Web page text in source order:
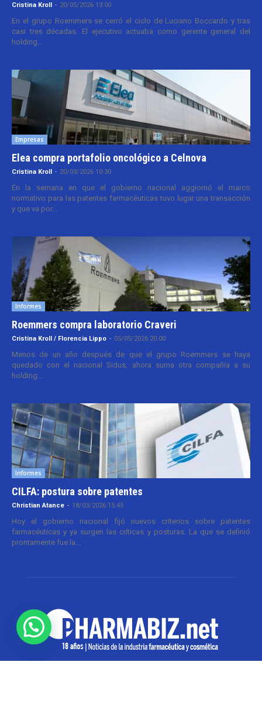
Cristina Kroll - 20/05/2026 13:00
En el grupo Roemmers se cerró el ciclo de Luciano Boccardo y tras
casi tres décadas. El ejecutivo actuaba como gerente general del
holding...
Empresas
Elea compra portafolio oncológico a Celnova
Cristina Kroll - 20/03/2026 10:30
En la semana en que el gobierno nacional aggiornó el marco
normativo para las patentes farmacéuticas tuvo lugar una transacción
y que va por...
Informes
Roemmers compra laboratorio Craveri
Cristina Kroll / Florencia Lippo - 05/05/2026 20:00
Menos de un año después de que el grupo Roemmers se haya
quedado con el nacional Sidus, ahora suma otra compañía a su
holding....
Informes
CILFA: postura sobre patentes
Christian Atance - 18/03/2026 15:45
Hoy el gobierno nacional fijó nuevos criterios sobre patentes
farmacéuticas y ya surgen las críticas y posturas. La que se definió
prontamente fue la...